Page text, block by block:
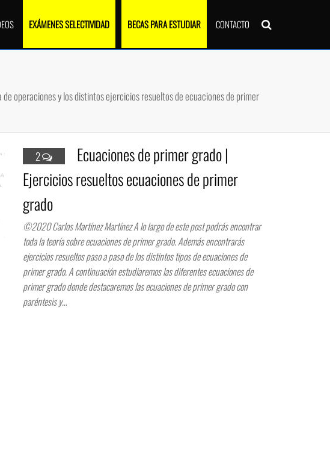
EXÁMENES SELECTIVIDAD BECAS PARA ESTUDIAR CONTACTO
operaciones y los distintos ejercicios resueltos de ecuaciones de primer
2
Ecuaciones de primer grado |
Ejercicios resueltos ecuaciones de primer
grado
©2020 Carlos Martínez Martínez A lo largo de este post podrás encontrar
toda la teoría sobre ecuaciones de primer grado. Además encontrarás
ejercicios resueltos paso a paso de los distintos tipos de ecuaciones de
primer grado. A continuación estudiaremos las diferentes ecuaciones de
primer grado donde destacaremos las ecuaciones de primer grado con
paréntesis y…